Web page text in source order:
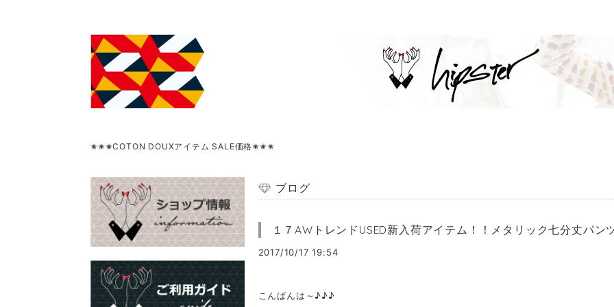
✬✬✬COTON DOUXアイテム SALE価格✬✬✬
ブログ
１７AWトレンドUSED新入荷アイテム！！メタリック七分丈パン
2017/10/17 19:54
こんばんは～♪♪♪